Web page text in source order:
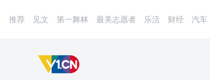
推荐 见文 第一舞林 最美志愿者 乐活 财经 汽车